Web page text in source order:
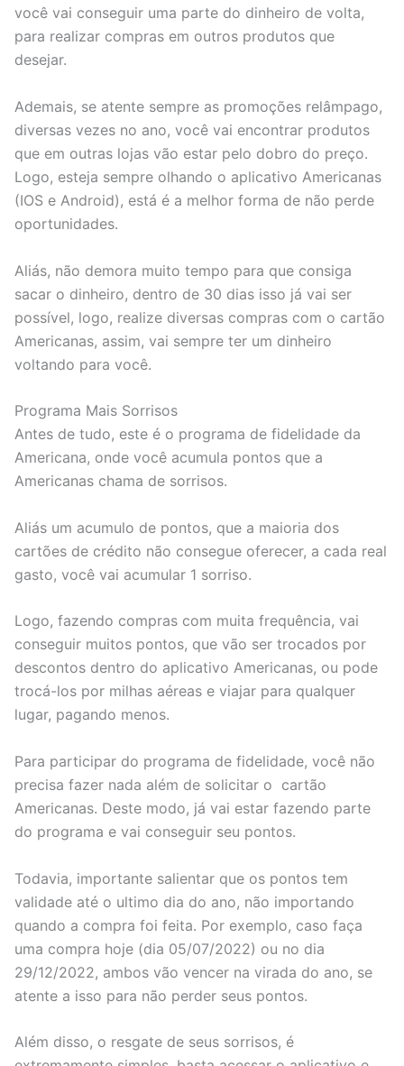
você vai conseguir uma parte do dinheiro de volta,
para realizar compras em outros produtos que
desejar.
Ademais, se atente sempre as promoções relâmpago,
diversas vezes no ano, você vai encontrar produtos
que em outras lojas vão estar pelo dobro do preço.
Logo, esteja sempre olhando o aplicativo Americanas
(IOS e Android), está é a melhor forma de não perde
oportunidades.
Aliás, não demora muito tempo para que consiga
sacar o dinheiro, dentro de 30 dias isso já vai ser
possível, logo, realize diversas compras com o cartão
Americanas, assim, vai sempre ter um dinheiro
voltando para você.
Programa Mais Sorrisos
Antes de tudo, este é o programa de fidelidade da
Americana, onde você acumula pontos que a
Americanas chama de sorrisos.
Aliás um acumulo de pontos, que a maioria dos
cartões de crédito não consegue oferecer, a cada real
gasto, você vai acumular 1 sorriso.
Logo, fazendo compras com muita frequência, vai
conseguir muitos pontos, que vão ser trocados por
descontos dentro do aplicativo Americanas, ou pode
trocá-los por milhas aéreas e viajar para qualquer
lugar, pagando menos.
Para participar do programa de fidelidade, você não
precisa fazer nada além de solicitar o cartão
Americanas. Deste modo, já vai estar fazendo parte
do programa e vai conseguir seu pontos.
Todavia, importante salientar que os pontos tem
validade até o ultimo dia do ano, não importando
quando a compra foi feita. Por exemplo, caso faça
uma compra hoje (dia 05/07/2022) ou no dia
29/12/2022, ambos vão vencer na virada do ano, se
atente a isso para não perder seus pontos.
Além disso, o resgate de seus sorrisos, é